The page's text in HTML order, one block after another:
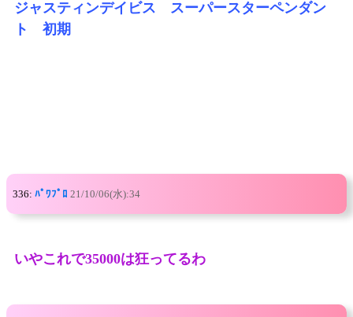
ジャスティンデイビス スーパースターペンダン
ト 初期
336: ﾊﾟﾜﾌﾟﾛ 21/10/06(水):34
いやこれで35000は狂ってるわ